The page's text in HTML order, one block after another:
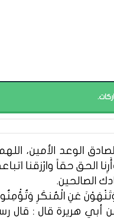
لا تُعوَّض.
الوعد الأمين،
حقاً وارْزقنا
الصالحين.
عَنِ الْمُنكَرِ
وَأَكْثَرُهُمُ الْفَاسِقُونَ} (سورة آل